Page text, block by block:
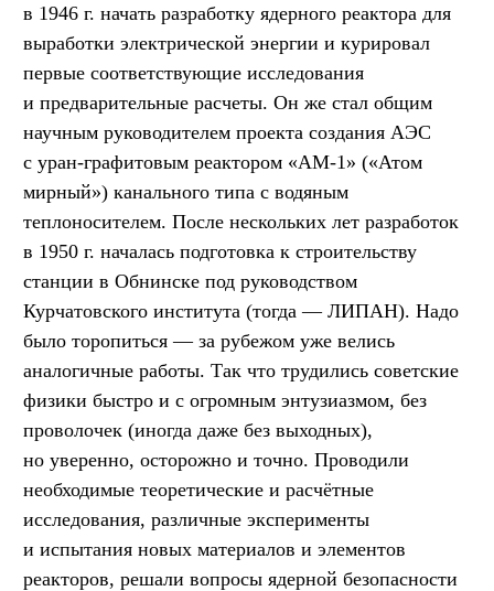
в 1946 г. начать разработку ядерного реактора для
выработки электрической энергии и курировал
первые соответствующие исследования
и предварительные расчеты. Он же стал общим
научным руководителем проекта создания АЭС
с уран-графитовым реактором «АМ-1» («Атом
мирный») канального типа с водяным
теплоносителем. После нескольких лет разработок
в 1950 г. началась подготовка к строительству
станции в Обнинске под руководством
Курчатовского института (тогда — ЛИПАН). Надо
было торопиться — за рубежом уже велись
аналогичные работы. Так что трудились советские
физики быстро и с огромным энтузиазмом, без
проволочек (иногда даже без выходных),
но уверенно, осторожно и точно. Проводили
необходимые теоретические и расчётные
исследования, различные эксперименты
и испытания новых материалов и элементов
реакторов, решали вопросы ядерной безопасности